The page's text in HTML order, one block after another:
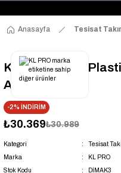
Üyelerimize Özel
KAZAN-
Anasayfa
Tesisat
KL Pro 42 mm
Ağır Tip
-2% İNDİRİM
₺30.369₺30.989
Kategori
Tesisat
Marka
KL PRO
Stok Kodu
DİMAK3